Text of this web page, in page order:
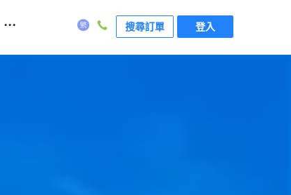
... 搜尋訂單 登入